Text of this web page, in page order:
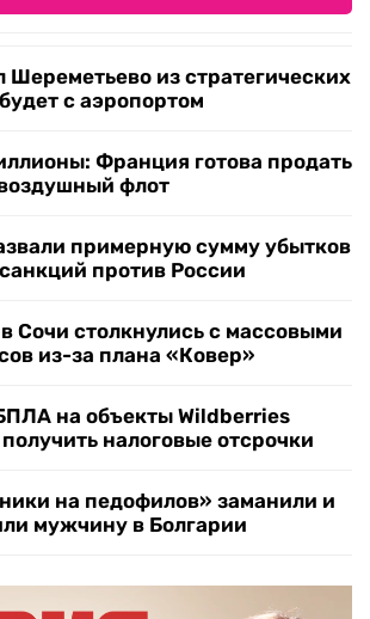
Шереметьево из стратегических
с аэропортом
Франция готова продать
флот
примерную сумму убытков
против России
Сочи столкнулись с массовыми
из-за плана «Ковер»
на объекты Wildberries
налоговые отсрочки
на педофилов» заманили и
мужчину в Болгарии